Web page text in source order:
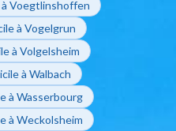
Voegtlinshoffen
à Vogelgrun
à Volgelsheim
à Walbach
à Wasserbourg
à Weckolsheim